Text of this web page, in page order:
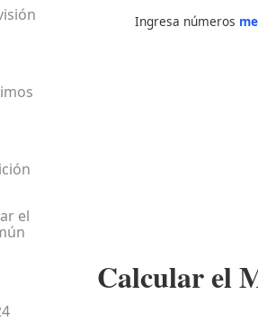
el
Ingresa números
Calcular el